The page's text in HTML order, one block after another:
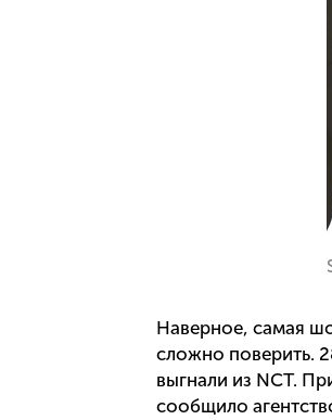
Наверное, самая
сложно поверить.
выгнали из NCT.
сообщило